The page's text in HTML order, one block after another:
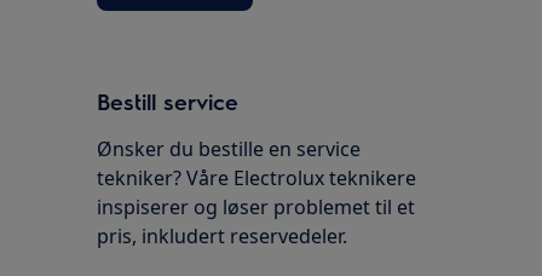
Bestill service
Ønsker du bestille en service
tekniker? Våre Electrolux teknikere
inspiserer og løser problemet til et
pris, inkludert reservedeler.